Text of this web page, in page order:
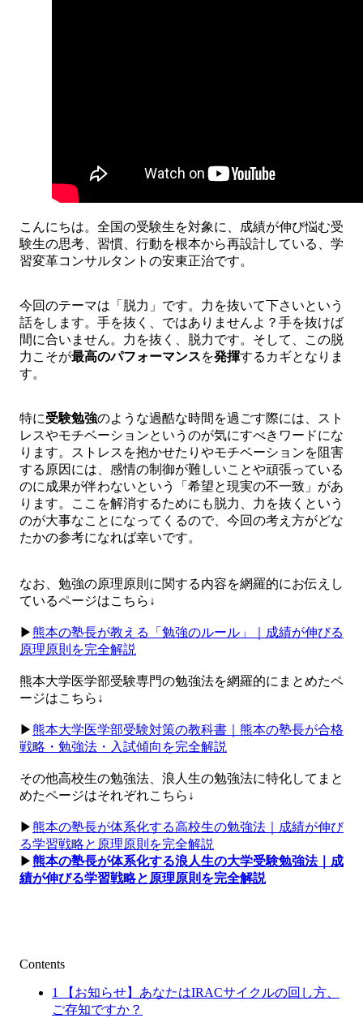
こんにちは。全国の受験生を対象に、成績が伸び悩む受
験生の思考、習慣、行動を根本から再設計している、学
習変革コンサルタントの安東正治です。
今回のテーマは「脱力」です。力を抜いて下さいという
話をします。手を抜く、ではありませんよ？手を抜けば
間に合いません。力を抜く、脱力です。そして、この脱
力こそが最高のパフォーマンスを発揮するカギとなりま
す。
特に受験勉強のような過酷な時間を過ごす際には、スト
レスやモチベーションというのが気にすべきワードにな
ります。ストレスを抱かせたりやモチベーションを阻害
する原因には、感情の制御が難しいことや頑張っている
のに成果が伴わないという「希望と現実の不一致」があ
ります。ここを解消するためにも脱力、力を抜くという
のが大事なことになってくるので、今回の考え方がどな
たかの参考になれば幸いです。
なお、勉強の原理原則に関する内容を網羅的にお伝えし
ているページはこちら↓
▶︎熊本の塾長が教える「勉強のルール」｜成績が伸びる
原理原則を完全解説
熊本大学医学部受験専門の勉強法を網羅的にまとめたペ
ージはこちら↓
▶︎熊本大学医学部受験対策の教科書｜熊本の塾長が合格
戦略・勉強法・入試傾向を完全解説
その他高校生の勉強法、浪人生の勉強法に特化してまと
めたページはそれぞれこちら↓
▶︎熊本の塾長が体系化する高校生の勉強法｜成績が伸び
る学習戦略と原理原則を完全解説
▶︎熊本の塾長が体系化する浪人生の大学受験勉強法｜成
績が伸びる学習戦略と原理原則を完全解説
Contents
1
【お知らせ】あなたはIRACサイクルの回し方、
ご存知ですか？